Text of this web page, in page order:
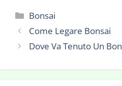
Categorie
Bonsai
Come Legare Bonsai
Dove Va Tenuto Un